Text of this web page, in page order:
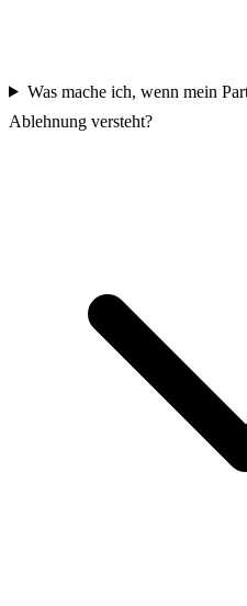
Was mache ich, wenn mein
Ablehnung versteht?